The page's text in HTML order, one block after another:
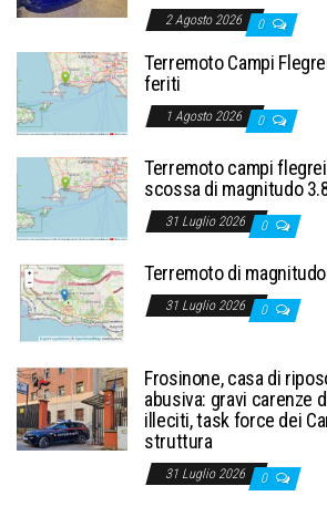
2 Agosto 2026 0
Terremoto Campi
feriti
1 Agosto 2026 0
Terremoto campi
scossa di magnitudo
31 Luglio 2026 0
Terremoto di
31 Luglio 2026 0
Frosinone, casa di
abusiva: gravi carenze
illeciti, task force dei
struttura
31 Luglio 2026 0